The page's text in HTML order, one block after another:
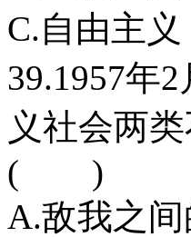
C.自
39.1957年
义社会两
( )
A.敌